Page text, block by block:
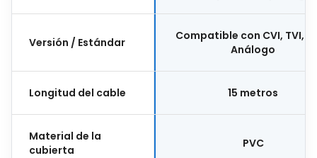
Versión / Estándar
Compatible con CVI, TVI,
Análogo
Longitud del cable 15 metros
Material de la
cubierta
PVC